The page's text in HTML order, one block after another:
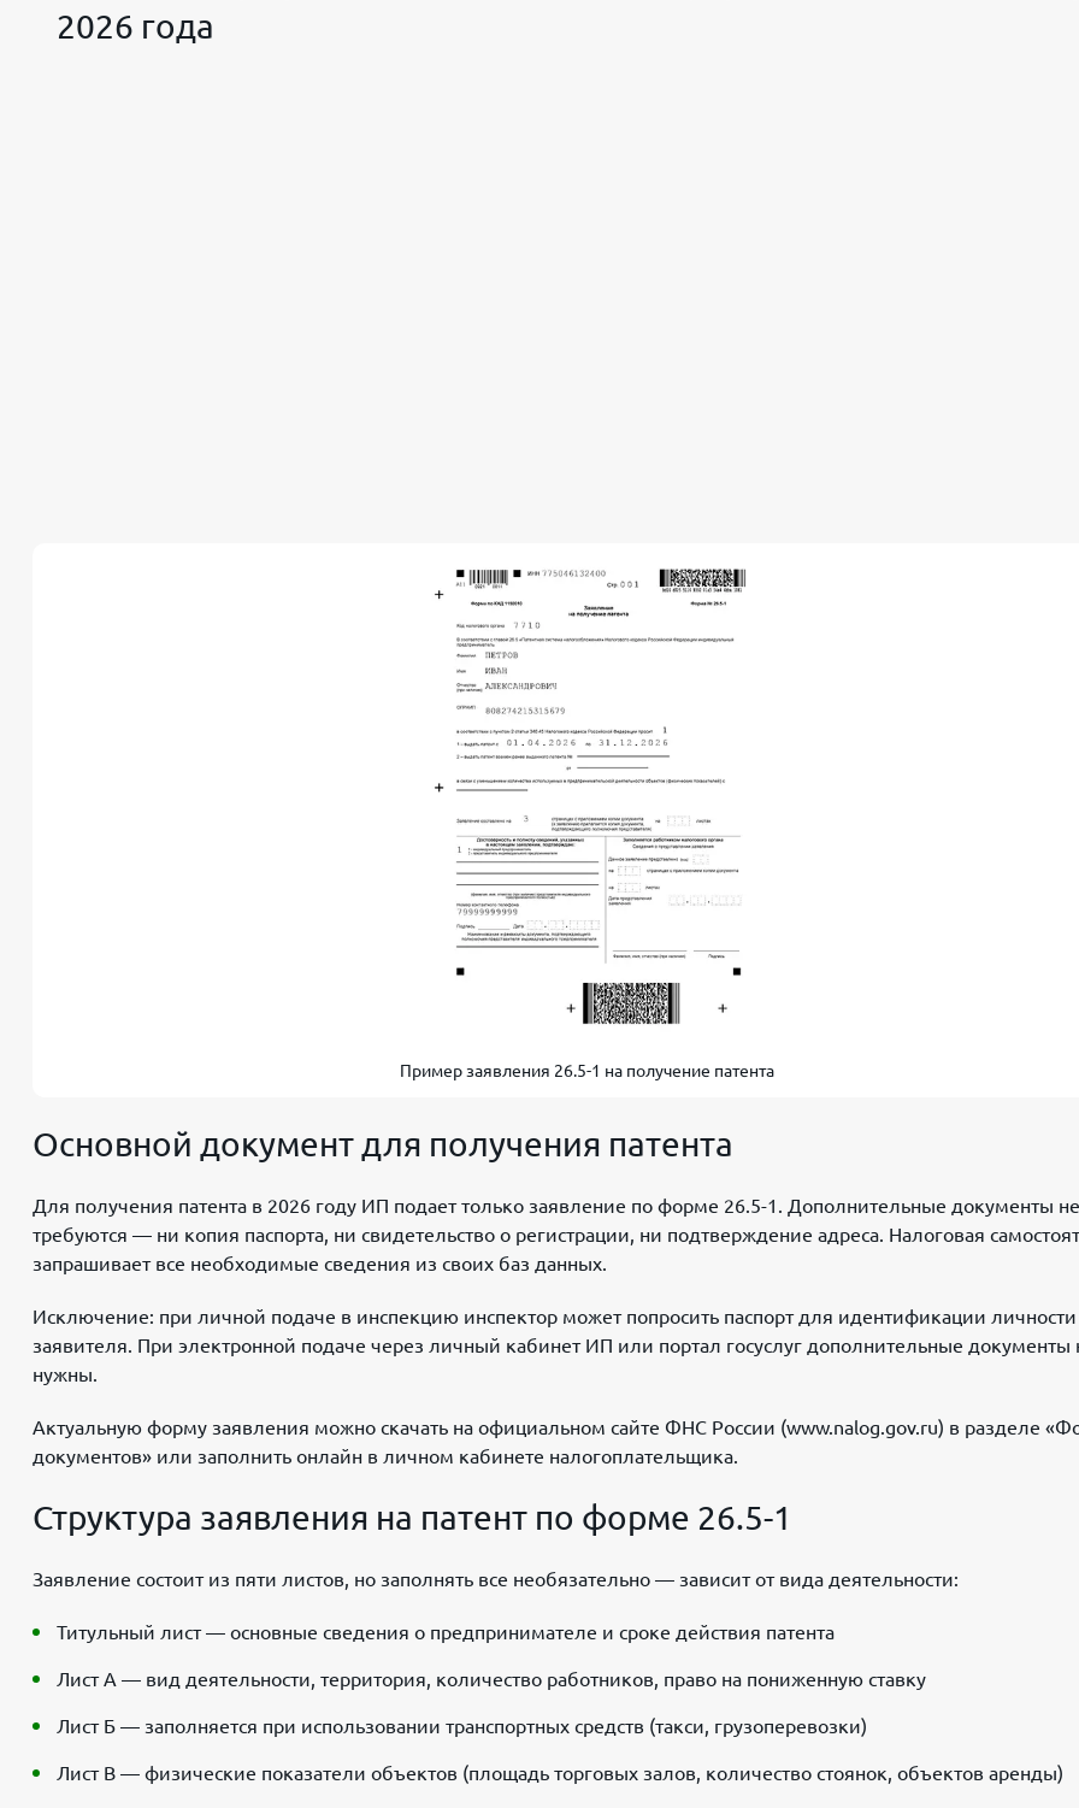
2026 года
Пример заявления 26.5-1 на получение патента
Основной документ для получения патента
Для получения патента в 2026 году ИП подает только заявление по форме 26.5-1. Дополнительные документы не
требуются — ни копия паспорта, ни свидетельство о регистрации, ни подтверждение адреса. Налоговая
запрашивает все необходимые сведения из своих баз данных.
Исключение: при личной подаче в инспекцию инспектор может попросить паспорт для идентификации личности
заявителя. При электронной подаче через личный кабинет ИП или портал госуслуг дополнительные документы
нужны.
Актуальную форму заявления можно скачать на официальном сайте ФНС России (www.nalog.gov.ru) в разделе
документов» или заполнить онлайн в личном кабинете налогоплательщика.
Структура заявления на патент по форме 26.5-1
Заявление состоит из пяти листов, но заполнять все необязательно — зависит от вида деятельности:
Титульный лист — основные сведения о предпринимателе и сроке действия патента
Лист А — вид деятельности, территория, количество работников, право на пониженную ставку
Лист Б — заполняется при использовании транспортных средств (такси, грузоперевозки)
Лист В — физические показатели объектов (площадь торговых залов, количество стоянок, объектов аренды)